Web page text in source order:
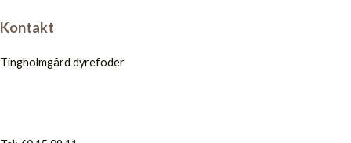
Kontakt
Tingholmgård dyrefoder